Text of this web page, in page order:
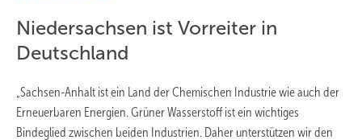
Niedersachsen ist Vorreiter in
Deutschland
„Sachsen-Anhalt ist ein Land der Chemischen Industrie wie auch der
Erneuerbaren Energien. Grüner Wasserstoff ist ein wichtiges
Bindeglied zwischen beiden Industrien. Daher unterstützen wir den